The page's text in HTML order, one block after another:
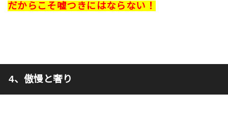
だからこそ嘘つきにはならない！
4、傲慢と奢り